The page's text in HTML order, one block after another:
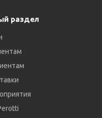
раздел